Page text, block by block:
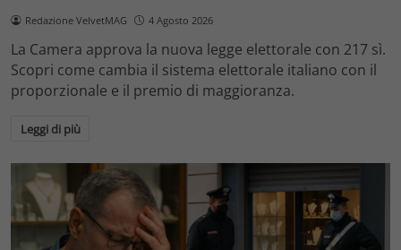
Redazione VelvetMAG 4 Agosto 2026
La Camera approva la nuova legge elettorale con 217 sì.
Scopri come cambia il sistema elettorale italiano con il
proporzionale e il premio di maggioranza.
Leggi di più